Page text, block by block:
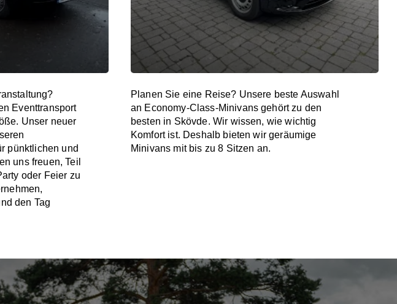
Eventtransport
Unser neuer
pünktlichen und
uns freuen, Teil
oder Feier zu
den Tag
Planen Sie eine Reise? Unsere beste Auswahl
an Economy-Class-Minivans gehört zu den
besten in Skövde. Wir wissen, wie wichtig
Komfort ist. Deshalb bieten wir geräumige
Minivans mit bis zu 8 Sitzen an.